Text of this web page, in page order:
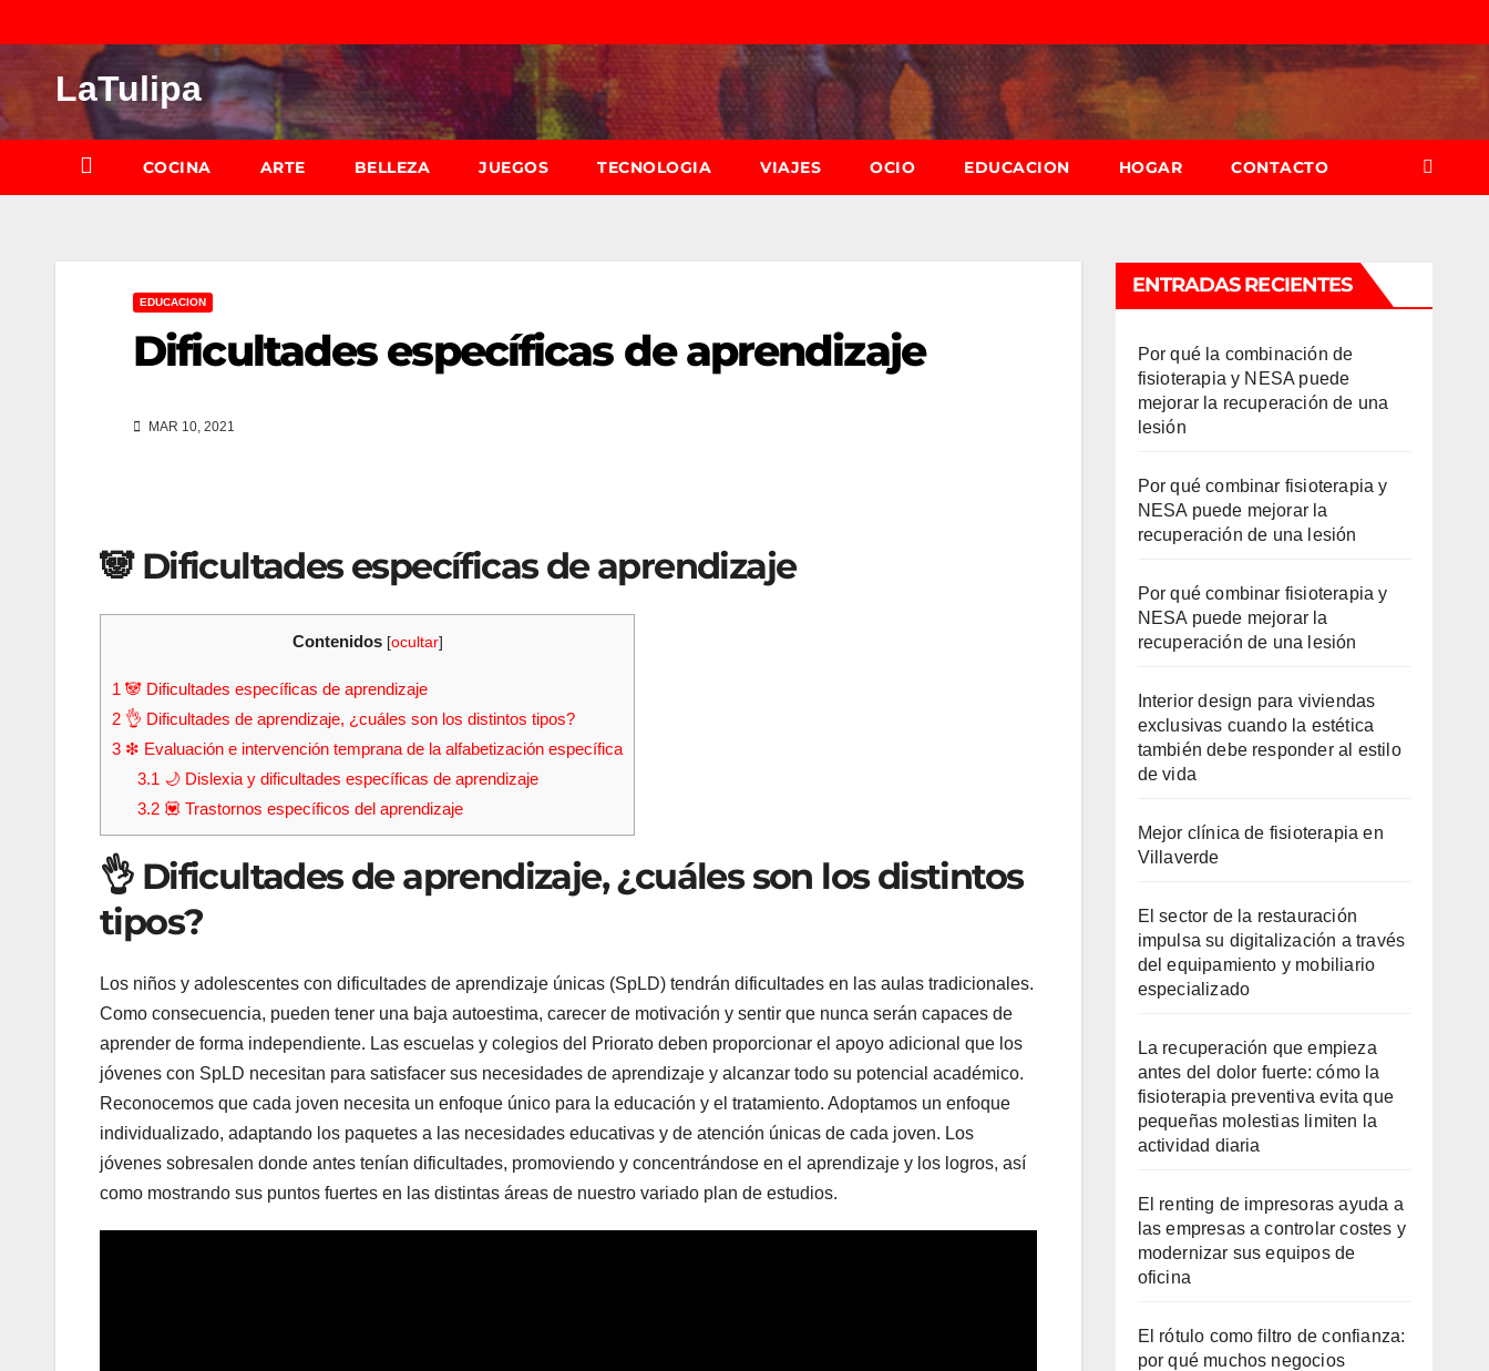
al
contenidoLaTulipa
COCINA ARTE BELLEZA JUEGOS TECNOLOGIA VIAJES OCIO EDUCACION HOGAR CONTACTO
EDUCACION
Dificultades específicas de aprendizaje
MAR 10, 2021
🐼 Dificultades específicas de aprendizaje
Contenidos [ocultar]
1 🐼 Dificultades específicas de aprendizaje
2 👌 Dificultades de aprendizaje, ¿cuáles son los distintos tipos?
3 ❇ Evaluación e intervención temprana de la alfabetización específica
3.1 🌙 Dislexia y dificultades específicas de aprendizaje
3.2💟 Trastornos específicos del aprendizaje
👌 Dificultades de aprendizaje, ¿cuáles son los distintos
tipos?
Los niños y adolescentes con dificultades de aprendizaje únicas (SpLD) tendrán dificultades en las aulas tradicionales.
Como consecuencia, pueden tener una baja autoestima, carecer de motivación y sentir que nunca serán capaces de
aprender de forma independiente. Las escuelas y colegios del Priorato deben proporcionar el apoyo adicional que los
jóvenes con SpLD necesitan para satisfacer sus necesidades de aprendizaje y alcanzar todo su potencial académico.
Reconocemos que cada joven necesita un enfoque único para la educación y el tratamiento. Adoptamos un enfoque
individualizado, adaptando los paquetes a las necesidades educativas y de atención únicas de cada joven. Los
jóvenes sobresalen donde antes tenían dificultades, promoviendo y concentrándose en el aprendizaje y los logros, así
como mostrando sus puntos fuertes en las distintas áreas de nuestro variado plan de estudios.
ENTRADAS RECIENTES
Por qué la combinación de
fisioterapia y NESA puede
mejorar la recuperación de una
lesión
Por qué combinar fisioterapia y
NESA puede mejorar la
recuperación de una lesión
Por qué combinar fisioterapia y
NESA puede mejorar la
recuperación de una lesión
Interior design para viviendas
exclusivas cuando la estética
también debe responder al estilo
de vida
Mejor clínica de fisioterapia en
Villaverde
El sector de la restauración
impulsa su digitalización a través
del equipamiento y mobiliario
especializado
La recuperación que empieza
antes del dolor fuerte: cómo la
fisioterapia preventiva evita que
pequeñas molestias limiten la
actividad diaria
El renting de impresoras ayuda a
las empresas a controlar costes y
modernizar sus equipos de
oficina
El rótulo como filtro de confianza:
por qué muchos negocios